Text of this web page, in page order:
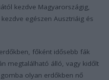
kezdve Magyarországig,
egészen Ausztriáig és
főként idősebb fák
megtalálható álló, vagy kidőlt
olyan erdőkben nő